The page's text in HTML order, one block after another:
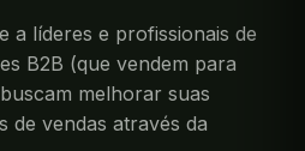
a líderes e profissionais de
B2B (que vendem para
melhorar suas
de vendas através da